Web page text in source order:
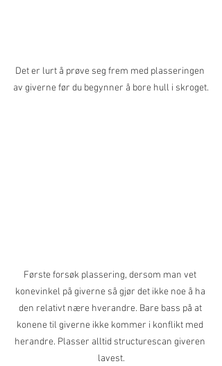
Det er lurt å prøve seg frem med plasseringen
av giverne før du begynner å bore hull i skroget.
Første forsøk plassering, dersom man vet
konevinkel på giverne så gjør det ikke noe å ha
den relativt nære hverandre. Bare bass på at
konene til giverne ikke kommer i konflikt med
herandre. Plasser alltid structurescan giveren
lavest.